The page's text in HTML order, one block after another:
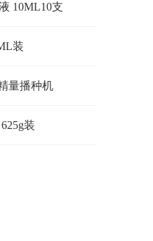
10ML10支
装
量播种机
装